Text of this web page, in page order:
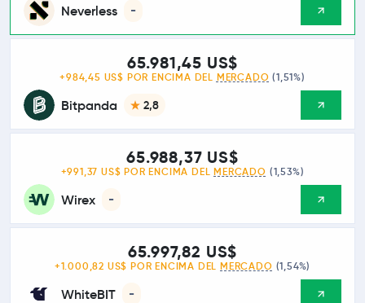
Neverless -
Bitpanda 2,8
65.981,45 US$
+984,45 US$ POR ENCIMA DEL MERCADO (1,51%)
Wirex -
65.988,37 US$
+991,37 US$ POR ENCIMA DEL MERCADO (1,53%)
WhiteBIT -
65.997,82 US$
+1.000,82 US$ POR ENCIMA DEL MERCADO (1,54%)